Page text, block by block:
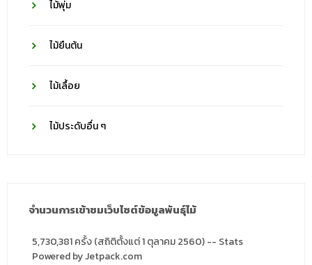
ไม้พุ่ม
ไม้ยืนต้น
ไม้เลื้อย
ไม้ประดับอื่น ๆ
จำนวนการเข้าชมเว็บไซต์ข้อมูลพันธุ์ไม้
5,730,381 ครั้ง (สถิติตั้งแต่ 1 ตุลาคม 2560) -- Stats
Powered by Jetpack.com